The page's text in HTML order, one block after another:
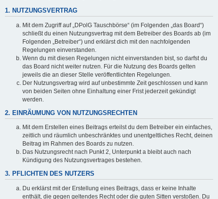
1. NUTZUNGSVERTRAG
Mit dem Zugriff auf „DPolG Tauschbörse“ (im Folgenden „das Board“)
schließt du einen Nutzungsvertrag mit dem Betreiber des Boards ab (im
Folgenden „Betreiber“) und erklärst dich mit den nachfolgenden
Regelungen einverstanden.
Wenn du mit diesen Regelungen nicht einverstanden bist, so darfst du
das Board nicht weiter nutzen. Für die Nutzung des Boards gelten
jeweils die an dieser Stelle veröffentlichten Regelungen.
Der Nutzungsvertrag wird auf unbestimmte Zeit geschlossen und kann
von beiden Seiten ohne Einhaltung einer Frist jederzeit gekündigt
werden.
2. EINRÄUMUNG VON NUTZUNGSRECHTEN
Mit dem Erstellen eines Beitrags erteilst du dem Betreiber ein einfaches,
zeitlich und räumlich unbeschränktes und unentgeltliches Recht, deinen
Beitrag im Rahmen des Boards zu nutzen.
Das Nutzungsrecht nach Punkt 2, Unterpunkt a bleibt auch nach
Kündigung des Nutzungsvertrages bestehen.
3. PFLICHTEN DES NUTZERS
Du erklärst mit der Erstellung eines Beitrags, dass er keine Inhalte
enthält, die gegen geltendes Recht oder die guten Sitten verstoßen. Du